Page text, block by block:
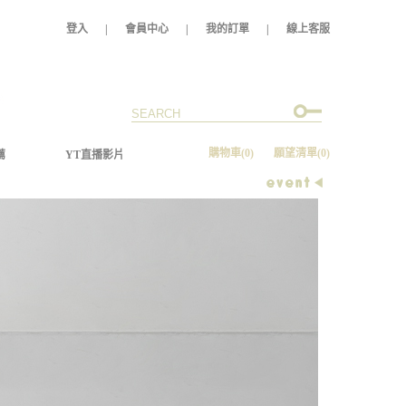
YT直播影片
登入 會員中心 我的訂單 線上客服
購物車(0) 願望清單(0)